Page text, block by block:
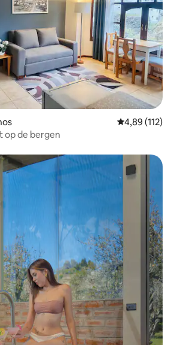
Gemiddelde
4,89 (112)
op de bergen